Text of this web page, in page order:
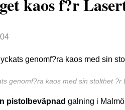
genomf?ra kaos med sin stolthet ?r
pistolbeväpnad galning i